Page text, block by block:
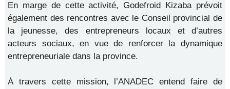
En marge de cette activité, Godefroid Kizaba prévoit
également des rencontres avec le Conseil provincial de
la jeunesse, des entrepreneurs locaux et d’autres
acteurs sociaux, en vue de renforcer la dynamique
entrepreneuriale dans la province.
À travers cette mission, l’ANADEC entend faire de